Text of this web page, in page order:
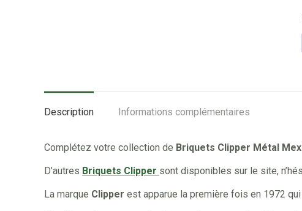
Description Informations complémentaires
Complétez votre collection de Briquets Clipper Métal
D’autres Briquets Clipper sont disponibles sur le site,
La marque Clipper est apparue la première fois en 1972